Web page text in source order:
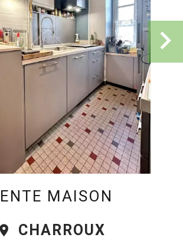
MAISON
CHARROUX